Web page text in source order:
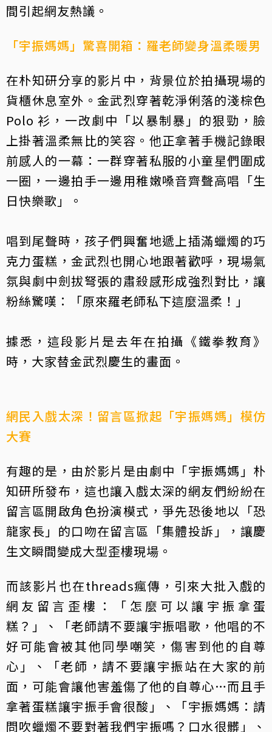
間引起網友熱議。
「宇振媽媽」驚喜開箱：羅老師變身溫柔暖男
在朴知研分享的影片中，背景位於拍攝現場的
貨櫃休息室外。金武烈穿著乾淨俐落的淺棕色
Polo 衫，一改劇中「以暴制暴」的狠勁，臉
上掛著溫柔無比的笑容。他正拿著手機記錄眼
前感人的一幕：一群穿著私服的小童星們圍成
一圈，一邊拍手一邊用稚嫩嗓音齊聲高唱「生
日快樂歌」。
唱到尾聲時，孩子們興奮地遞上插滿蠟燭的巧
克力蛋糕，金武烈也開心地跟著歡呼，現場氣
氛與劇中劍拔弩張的肅殺感形成強烈對比，讓
粉絲驚嘆：「原來羅老師私下這麼溫柔！」
據悉，這段影片是去年在拍攝《鐵拳教育》
時，大家替金武烈慶生的畫面。
網民入戲太深！留言區掀起「宇振媽媽」模仿
大賽
有趣的是，由於影片是由劇中「宇振媽媽」朴
知研所發布，這也讓入戲太深的網友們紛紛在
留言區開啟角色扮演模式，爭先恐後地以「恐
龍家長」的口吻在留言區「集體投訴」，讓慶
生文瞬間變成大型歪樓現場。
而該影片也在threads瘋傳，引來大批入戲的
網友留言歪樓：「怎麼可以讓宇振拿蛋
糕？」、「老師請不要讓宇振唱歌，他唱的不
好可能會被其他同學嘲笑，傷害到他的自尊
心」、「老師，請不要讓宇振站在大家的前
面，可能會讓他害羞傷了他的自尊心…而且手
拿著蛋糕讓宇振手會很酸」、「宇振媽媽：請
問吹蠟燭不要對著我們宇振嗎？口水很髒」、